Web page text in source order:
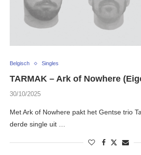
Belgisch Singles
TARMAK – Ark of Nowhere
30/10/2025
Met Ark of Nowhere pakt het Gentse trio
derde single uit …